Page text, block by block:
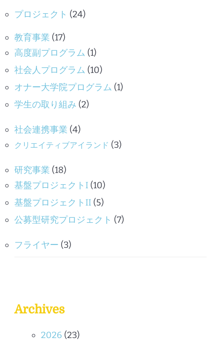
プロジェクト (24)
教育事業 (17)
高度副プログラム (1)
社会人プログラム (10)
オナー大学院プログラム (1)
学生の取り組み (2)
社会連携事業 (4)
クリエイティブアイランド (3)
研究事業 (18)
基盤プロジェクトI (10)
基盤プロジェクトII (5)
公募型研究プロジェクト (7)
フライヤー (3)
Archives
2026 (23)